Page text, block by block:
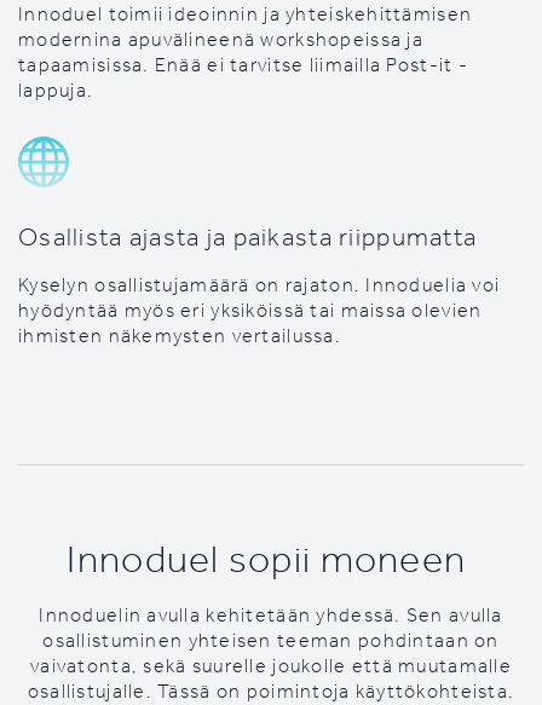
Innoduel toimii ideoinnin ja yhteiskehittämisen
modernina apuvälineenä workshopeissa ja
tapaamisissa. Enää ei tarvitse liimailla Post-it -
lappuja.
Osallista ajasta ja paikasta riippumatta
Kyselyn osallistujamäärä on rajaton. Innoduelia voi
hyödyntää myös eri yksiköissä tai maissa olevien
ihmisten näkemysten vertailussa.
Innoduel sopii moneen
Innoduelin avulla kehitetään yhdessä. Sen avulla
osallistuminen yhteisen teeman pohdintaan on
vaivatonta, sekä suurelle joukolle että muutamalle
osallistujalle. Tässä on poimintoja käyttökohteista.